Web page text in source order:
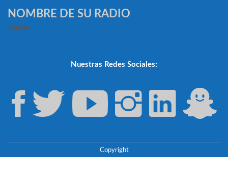
NOMBRE DE SU RADIO
slogan
Nuestras Redes Sociales:
Copyright